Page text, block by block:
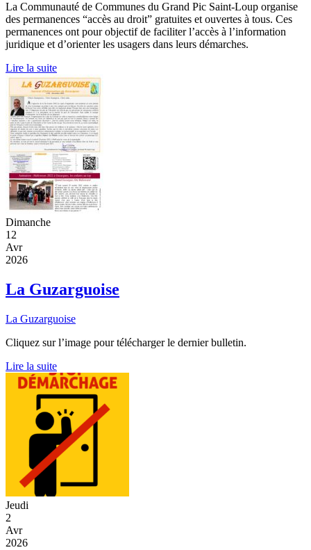
La Communauté de Communes du Grand Pic Saint-Loup organise
des permanences “accès au droit” gratuites et ouvertes à tous. Ces
permanences ont pour objectif de faciliter l’accès à l’information
juridique et d’orienter les usagers dans leurs démarches.
Lire la suite
Dimanche
12
Avr
2026
La Guzarguoise
La Guzarguoise
Cliquez sur l’image pour télécharger le dernier bulletin.
Lire la suite
Jeudi
2
Avr
2026